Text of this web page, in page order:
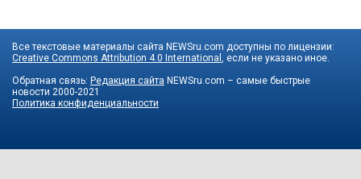
Все текстовые материалы сайта NEWSru.com доступны по лицензии:
Creative Commons Attribution 4.0 International , если не указано иное.
Обратная связь: Редакция сайта NEWSru.com – самые быстрые
новости 2000-2021
Политика конфиденциальности